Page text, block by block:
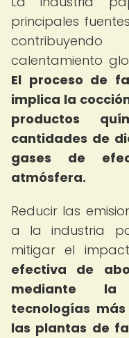
principales
calentamiento
El proceso de
implica la
productos
cantidades de
gases de
atmósfera.
Reducir las
a la industria
mitigar el
efectiva de
mediante la
tecnologías
las plantas de